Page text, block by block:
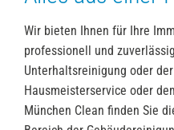
Wir bieten Ihnen für Ihre
professionell und
Unterhaltsreinigung oder
Hausmeisterservice oder
München Clean finden Sie